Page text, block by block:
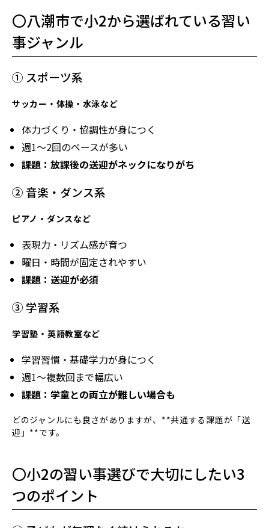
〇八潮市で小2から選ばれている習い
事ジャンル
① スポーツ系
サッカー・体操・水泳など
体力づくり・協調性が身につく
週1〜2回のペースが多い
課題：放課後の送迎がネックになりがち
② 音楽・ダンス系
ピアノ・ダンスなど
表現力・リズム感が育つ
曜日・時間が固定されやすい
課題：送迎が必須
③ 学習系
学習塾・英語教室など
学習習慣・基礎学力が身につく
週1〜複数回まで幅広い
課題：学童との両立が難しい場合も
どのジャンルにも良さがありますが、**共通する課題が「送
迎」**です。
〇小2の習い事選びで大切にしたい3
つのポイント